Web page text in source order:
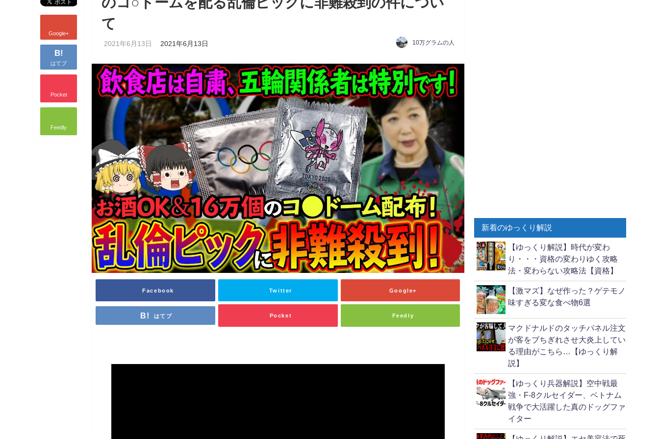
Google+
B!
はてブ
Pocket
Feedly
て
2021年6月13日 2021年6月13日 10万グラムの人
Facebook Twitter Google+
はてブ Pocket Feedly
新着のゆっくり解説
【ゆっくり解説】時代が変わ
り・・・資格の変わりゆく攻略
法・変わらない攻略法【資格】
【激マズ】なぜ作った？ゲテモノ
味すぎる変な食べ物6選
マクドナルドのタッチパネル注文
が客をブちぎれさせ大炎上してい
る理由がこちら…【ゆっくり解
説】
【ゆっくり兵器解説】空中戦最
強・F-8クルセイダー、ベトナム
戦争で大活躍した真のドッグファ
イター